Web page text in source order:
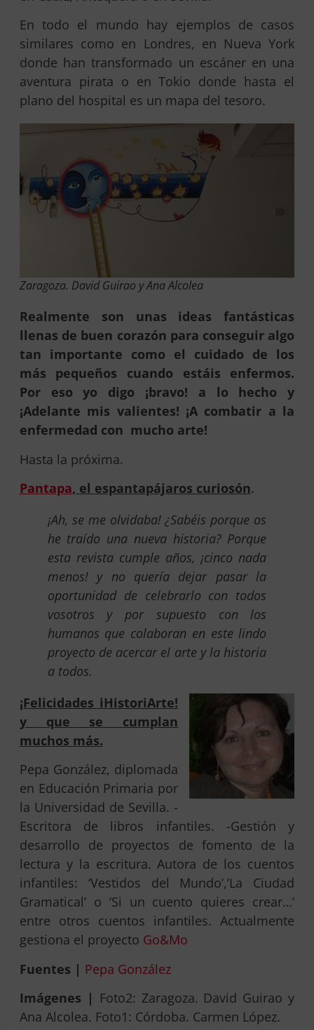
En todo el mundo hay ejemplos de casos
similares como en Londres, en Nueva York
donde han transformado un escáner en una
aventura pirata o en Tokio donde hasta el
plano del hospital es un mapa del tesoro.
Zaragoza. David Guirao y Ana Alcolea
Realmente son unas ideas fantásticas
llenas de buen corazón para conseguir algo
tan importante como el cuidado de los
más pequeños cuando estáis enfermos.
Por eso yo digo ¡bravo! a lo hecho y
¡Adelante mis valientes! ¡A combatir a la
enfermedad con mucho arte!
Hasta la próxima.
Pantapa, el espantapájaros curiosón.
¡Ah, se me olvidaba! ¿Sabéis porque os
he traído una nueva historia? Porque
esta revista cumple años, ¡cinco nada
menos! y no quería dejar pasar la
oportunidad de celebrarlo con todos
vosotros y por supuesto con los
humanos que colaboran en este lindo
proyecto de acercar el arte y la historia
a todos.
¡Felicidades iHistoriArte!
y que se cumplan
muchos más.
Pepa González, diplomada
en Educación Primaria por
la Universidad de Sevilla. -
Escritora de libros infantiles. -Gestión y
desarrollo de proyectos de fomento de la
lectura y la escritura. Autora de los cuentos
infantiles: ‘Vestidos del Mundo’,’La Ciudad
Gramatical’ o ‘Si un cuento quieres crear…’
entre otros cuentos infantiles. Actualmente
gestiona el proyecto Go&Mo
Fuentes | Pepa González
Imágenes | Foto2: Zaragoza. David Guirao y
Ana Alcolea. Foto1: Córdoba. Carmen López.